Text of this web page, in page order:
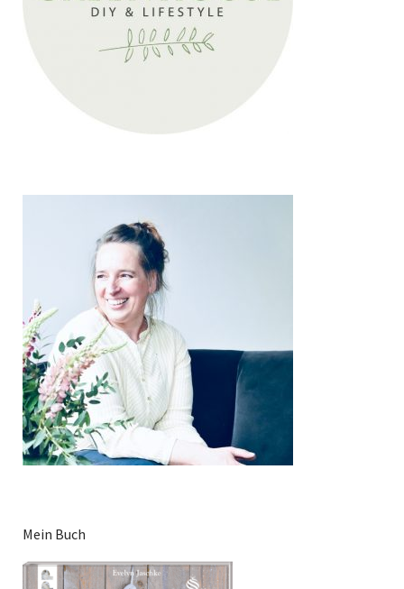
Mein Buch